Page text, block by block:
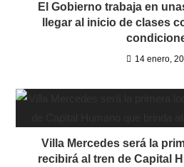
El Gobierno trabaja en
llegar al inicio de clases
14 enero,
Villa Mercedes será la
recibirá al tren de Capital